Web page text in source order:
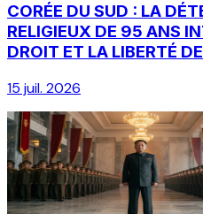
CORÉE DU SUD : LA
RELIGIEUX DE 95 ANS
DROIT ET LA LIBERTÉ
15 juil. 2026